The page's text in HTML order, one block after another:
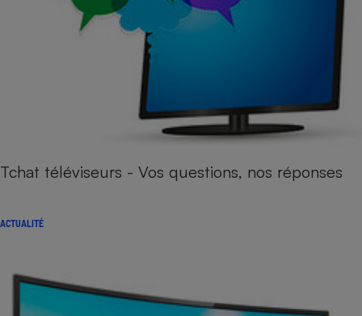
Tchat téléviseurs - Vos questions, nos réponses
ACTUALITÉ